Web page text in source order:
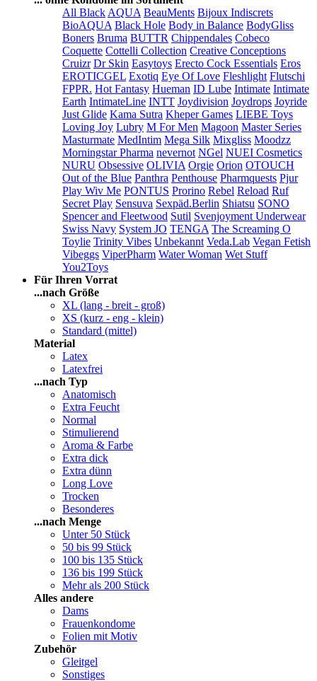
All Black AQUA BeauMents Bijoux Indiscrets
BioAQUA Black Hole Body in Balance BodyGliss
Boners Bruma BUTTR Chippendales Cobeco
Coquette Cottelli Collection Creative Conceptions
Cruizr Dr Skin Easytoys Erecto Cock Essentials Eros
EROTICGEL Exotiq Eye Of Love Fleshlight Flutschi
FPPR. Hot Fantasy Hueman ID Lube Intimate Intimate
Earth IntimateLine INTT Joydivision Joydrops Joyride
Just Glide Kama Sutra Kheper Games LIEBE Toys
Loving Joy Lubry M For Men Magoon Master Series
Masturmate MedIntim Mega Silk Mixgliss Moodzz
Morningstar Pharma nevernot NGel NUEI Cosmetics
NURU Obsessive OLIVIA Orgie Orion OTOUCH
Out of the Blue Panthra Penthouse Pharmquests Pjur
Play Wiv Me PONTUS Prorino Rebel Reload Ruf
Secret Play Sensuva Sexpäd.Berlin Shiatsu SONO
Spencer and Fleetwood Sutil Svenjoyment Underwear
Swiss Navy System JO TENGA The Screaming O
Toylie Trinity Vibes Unbekannt Veda.Lab Vegan Fetish
Vibeggs ViperPharm Water Woman Wet Stuff
You2Toys
Für Ihren Vorrat
...nach Größe
XL (lang - breit - groß)
XS (kurz - eng - klein)
Standard (mittel)
Material
Latex
Latexfrei
...nach Typ
Anatomisch
Extra Feucht
Normal
Stimulierend
Aroma & Farbe
Extra dick
Extra dünn
Long Love
Trocken
Besonderes
...nach Menge
Unter 50 Stück
50 bis 99 Stück
100 bis 135 Stück
136 bis 199 Stück
Mehr als 200 Stück
Alles andere
Dams
Frauenkondome
Folien mit Motiv
Zubehör
Gleitgel
Sonstiges